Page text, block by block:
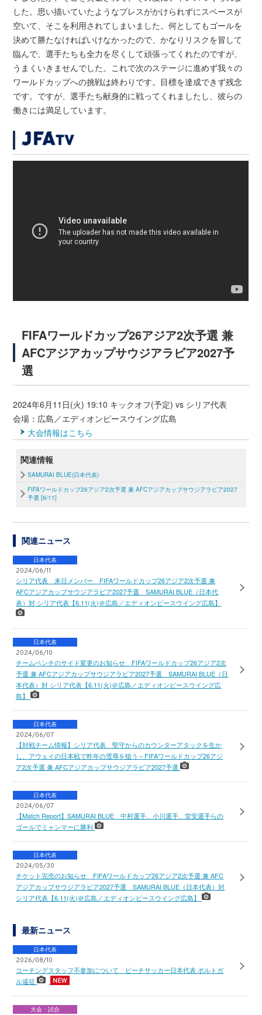
した。思い描いていたようなプレスがかけられずにスペースが
空いて、そこを利用されてしまいました。何としてもゴールを
決めて勝たなければいけなかったので、かなりリスクを冒して
臨んで、選手たちも全力を尽くして頑張ってくれたのですが、
うまくいきませんでした。これで次のステージに進めず我々の
ワールドカップへの挑戦は終わりです。目標を達成できず残念
です。ですが、選手たち献身的に戦ってくれましたし、彼らの
働きには満足しています。
FIFAワールドカップ26アジア2次予選 兼
AFCアジアカップサウジアラビア2027予
選
2024年6月11日(火) 19:10 キックオフ(予定) vs シリア代表
会場：広島／エディオンピースウイング広島
大会情報はこちら
関連情報
SAMURAI BLUE(日本代表)
FIFAワールドカップ26アジア2次予選 兼 AFCアジアカップサウジアラビア2027
予選 [6/11]
関連ニュース
日本代表
2024/06/11
シリア代表 来日メンバー FIFAワールドカップ26アジア2次予選 兼
AFCアジアカップサウジアラビア2027予選 SAMURAI BLUE（日本代
表）対 シリア代表【6.11(火)＠広島／エディオンピースウイング広島】
日本代表
2024/06/10
チームベンチのサイド変更のお知らせ FIFAワールドカップ26アジア2次
予選 兼 AFCアジアカップサウジアラビア2027予選 SAMURAI BLUE（日
本代表）対 シリア代表【6.11(火)＠広島／エディオンピースウイング広
島】
日本代表
2024/06/07
【対戦チーム情報】シリア代表 堅守からのカウンターアタックを生か
し、アウェイの日本戦で昨年の雪辱を狙う～FIFAワールドカップ26アジ
ア2次予選 兼 AFCアジアカップサウジアラビア2027予選
日本代表
2024/06/07
【Match Report】SAMURAI BLUE 中村選手、小川選手、堂安選手らの
ゴールでミャンマーに勝利
日本代表
2024/05/30
チケット完売のお知らせ FIFAワールドカップ26アジア2次予選 兼 AFC
アジアカップサウジアラビア2027予選 SAMURAI BLUE（日本代表）対
シリア代表【6.11(火)＠広島／エディオンピースウイング広島】
最新ニュース
日本代表
2026/08/10
コーチングスタッフ不参加について ビーチサッカー日本代表 ポルトガ
ル遠征
大会・試合